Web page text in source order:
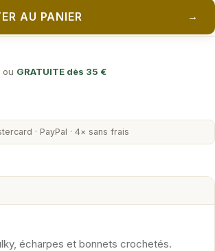
AU PANIER →
GRATUITE dès 35 €
· PayPal · 4× sans frais
écharpes et bonnets crochetés.